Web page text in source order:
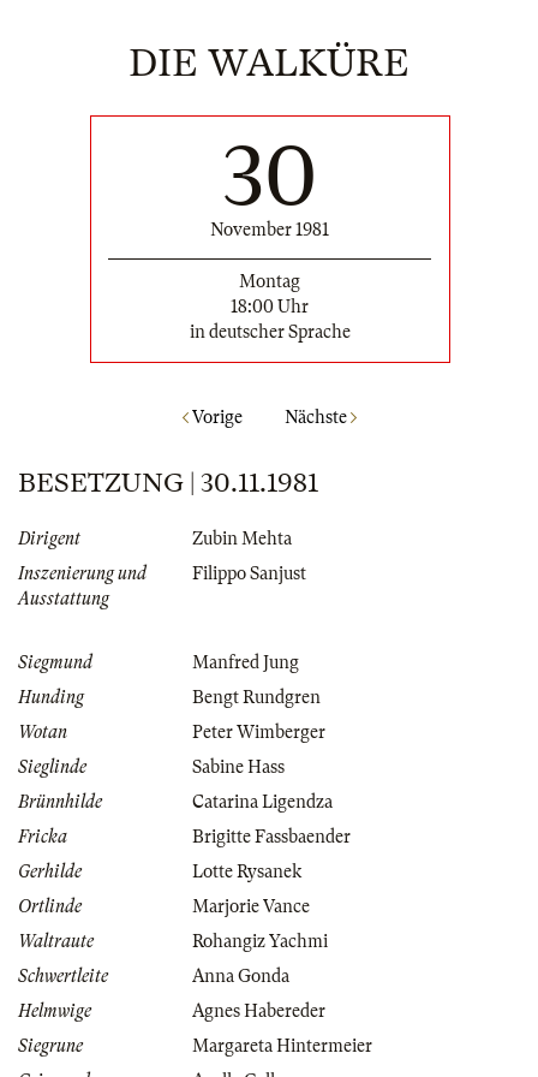
DIE WALKÜRE
30
November 1981
Montag
18:00 Uhr
in deutscher Sprache
Vorige Nächste
BESETZUNG | 30.11.1981
Dirigent
Zubin Mehta
Inszenierung und
Ausstattung
Filippo Sanjust
Siegmund
Manfred Jung
Hunding
Bengt Rundgren
Wotan
Peter Wimberger
Sieglinde
Sabine Hass
Brünnhilde
Catarina Ligendza
Fricka
Brigitte Fassbaender
Gerhilde
Lotte Rysanek
Ortlinde
Marjorie Vance
Waltraute
Rohangiz Yachmi
Schwertleite
Anna Gonda
Helmwige
Agnes Habereder
Siegrune
Margareta Hintermeier